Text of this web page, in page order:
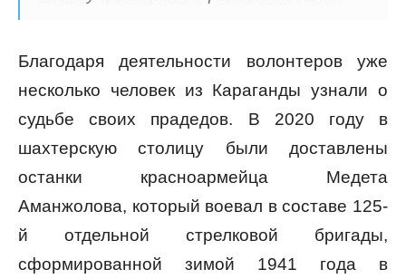
Благодаря деятельности волонтеров уже
несколько человек из Караганды узнали о
судьбе своих прадедов. В 2020 году в
шахтерскую столицу были доставлены
останки красноармейца Медета
Аманжолова, который воевал в составе 125-
й отдельной стрелковой бригады,
сформированной зимой 1941 года в